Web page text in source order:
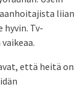
liian
Tv-
että heitä on